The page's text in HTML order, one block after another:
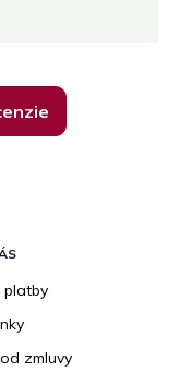
platby
zmluvy